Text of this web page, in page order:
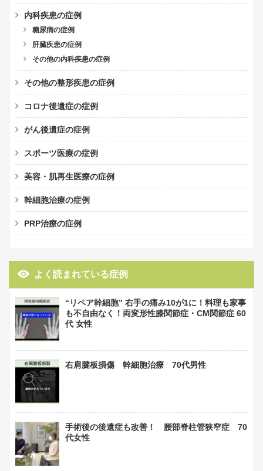
内科疾患の症例
糖尿病の症例
肝臓疾患の症例
その他の内科疾患の症例
その他の整形疾患の症例
コロナ後遺症の症例
がん後遺症の症例
スポーツ医療の症例
美容・肌再生医療の症例
幹細胞治療の症例
PRP治療の症例
よく読まれている症例
“リペア幹細胞” 右手の痛み10が1に！料理も家事
も不自由なく！両変形性膝関節症・CM関節症 60
代 女性
右肩腱板損傷 幹細胞治療 70代男性
手術後の後遺症も改善！ 腰部脊柱管狭窄症 70
代女性